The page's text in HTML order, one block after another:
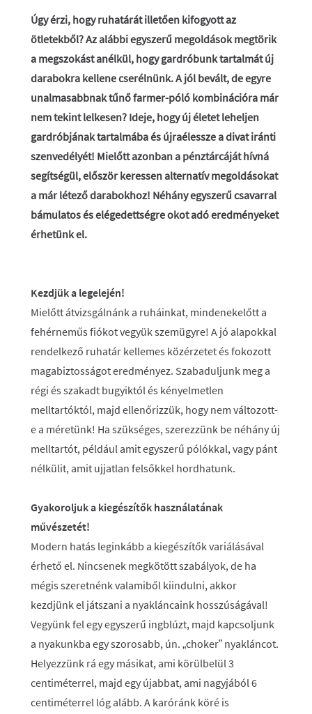
Úgy érzi, hogy ruhatárát illetően kifogyott az
ötletekből? Az alábbi egyszerű megoldások megtörik
a megszokást anélkül, hogy gardróbunk tartalmát új
darabokra kellene cserélnünk. A jól bevált, de egyre
unalmasabbnak tűnő farmer-póló kombinációra már
nem tekint lelkesen? Ideje, hogy új életet leheljen
gardróbjának tartalmába és újraélessze a divat iránti
szenvedélyét! Mielőtt azonban a pénztárcáját hívná
segítségül, először keressen alternatív megoldásokat
a már létező darabokhoz! Néhány egyszerű csavarral
bámulatos és elégedettségre okot adó eredményeket
érhetünk el.
Kezdjük a legelején!
Mielőtt átvizsgálnánk a ruháinkat, mindenekelőtt a
fehérneműs fiókot vegyük szemügyre! A jó alapokkal
rendelkező ruhatár kellemes közérzetet és fokozott
magabiztosságot eredményez. Szabaduljunk meg a
régi és szakadt bugyiktól és kényelmetlen
melltartóktól, majd ellenőrizzük, hogy nem változott-
e a méretünk! Ha szükséges, szerezzünk be néhány új
melltartót, például amit egyszerű pólókkal, vagy pánt
nélkülit, amit ujjatlan felsőkkel hordhatunk.
Gyakoroljuk a kiegészítők használatának
művészetét!
Modern hatás leginkább a kiegészítők variálásával
érhető el. Nincsenek megkötött szabályok, de ha
mégis szeretnénk valamiből kiindulni, akkor
kezdjünk el játszani a nyakláncaink hosszúságával!
Vegyünk fel egy egyszerű ingblúzt, majd kapcsoljunk
a nyakunkba egy szorosabb, ún. „choker” nyakláncot.
Helyezzünk rá egy másikat, ami körülbelül 3
centiméterrel, majd egy újabbat, ami nagyjából 6
centiméterrel lóg alább. A karóránk köré is